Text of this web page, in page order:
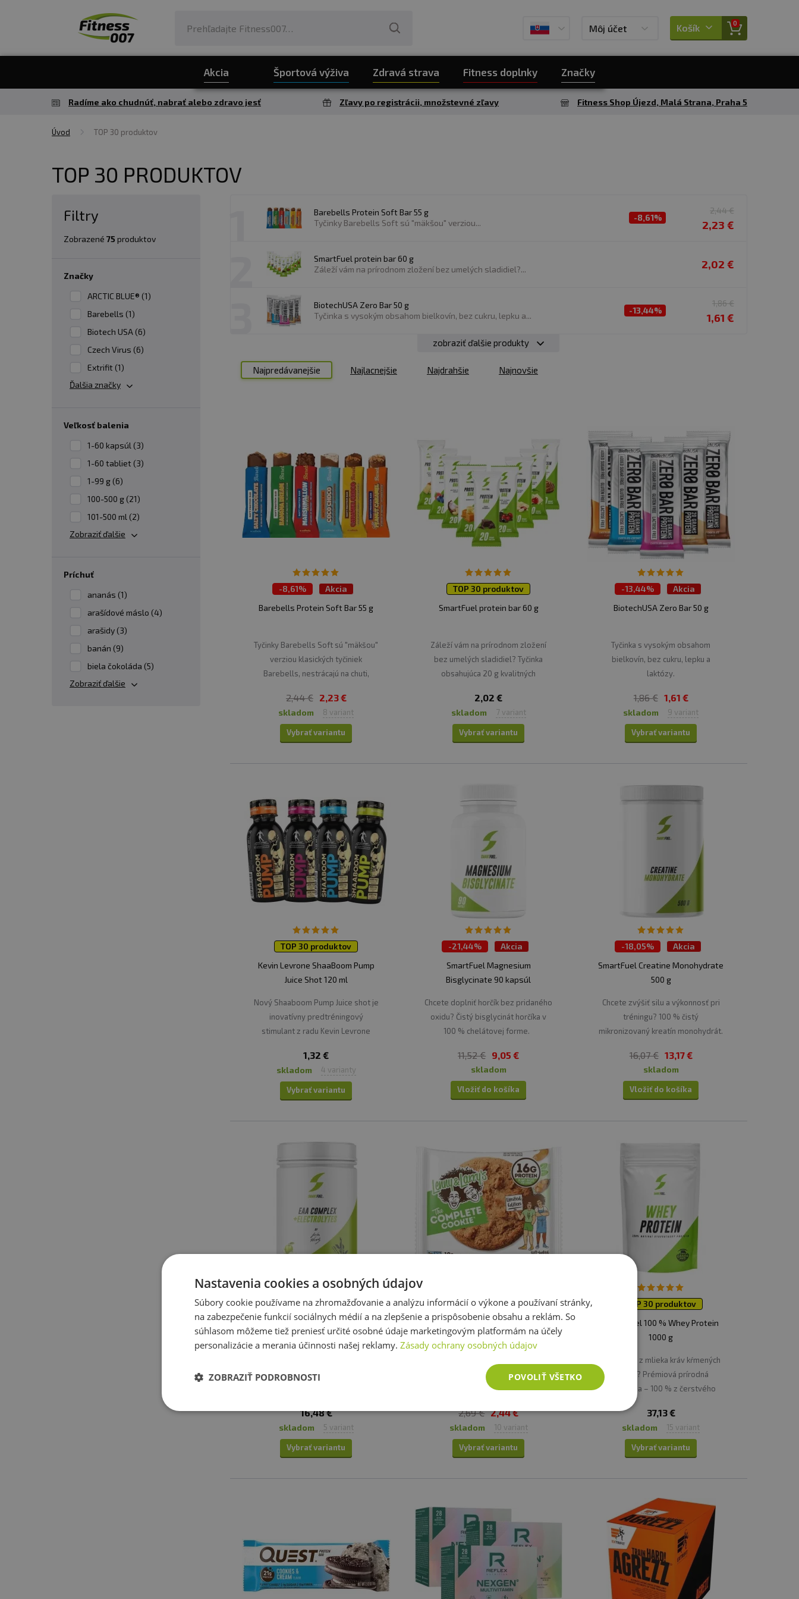
Môj účet Košík 0
Akcia Športová výživa Zdravá strava Fitness doplnky Značky
Radíme ako chudnúť, nabrať alebo zdravo jesť Zľavy po registrácii, množstevné zľavy Fitness Shop Újezd, Malá Strana, Praha 5
Úvod TOP 30 produktov
TOP 30 PRODUKTOV
Filtry
Zobrazené 75 produktov
Značky
ARCTIC BLUE® (1)
Barebells (1)
Biotech USA (6)
Czech Virus (6)
Extrifit (1)
Ďalšia značky
veľkosť balenia
1-60 kapsúl (3)
1-60 tabliet (3)
1-99 g (6)
100-500 g (21)
101-500 ml (2)
Zobraziť ďalšie
príchuť
ananás (1)
arašídové máslo (4)
arašidy (3)
banán (9)
biela čokoláda (5)
Zobraziť ďalšie
Barebells Protein Soft Bar 55 g
Tyčinky Barebells Soft sú "mäkšou" verziou...
-8,61%
2,44 €
2,23 €
SmartFuel protein bar 60 g
Záleží vám na prírodnom zložení bez umelých sladidiel?...
2,02 €
BiotechUSA Zero Bar 50 g
Tyčinka s vysokým obsahom bielkovín, bez cukru, lepku a...
-13,44%
1,86 €
1,61 €
zobraziť ďalšie produkty
Najpredávanejšie Najlacnejšie Najdrahšie Najnovšie
-8,61%
Akcia
Barebells Protein Soft Bar 55 g
Tyčinky Barebells Soft sú "mäkšou"
verziou klasických tyčiniek
Barebells, nestrácajú na chuti,
2,44 € 2,23 €
skladom 8 variant
Vybrať variantu
TOP 30 produktov
SmartFuel protein bar 60 g
Záleží vám na prírodnom zložení
bez umelých sladidiel? Tyčinka
obsahujúca 20 g kvalitných
2,02 €
skladom 7 variant
Vybrať variantu
-13,44%
Akcia
BiotechUSA Zero Bar 50 g
Tyčinka s vysokým obsahom
bielkovín, bez cukru, lepku a
laktózy.
1,86 € 1,61 €
skladom 9 variant
Vybrať variantu
TOP 30 produktov
Kevin Levrone ShaaBoom Pump
Juice Shot 120 ml
Nový Shaaboom Pump Juice shot je
inovatívny predtréningový
stimulant z radu Kevin Levrone
pridanou ovocnou šťavou pre ešte
lepšiu chuť.
1,32 €
skladom 4 varianty
Vybrať variantu
-21,44%
Akcia
SmartFuel Magnesium
Bisglycinate 90 kapsúl
Chcete doplniť horčík bez pridaného
oxidu? Čistý bisglycinát horčíka v
100 % chelátovej forme.
11,52 € 9,05 €
skladom
Vložiť do košíka
-18,05%
Akcia
SmartFuel Creatine Monohydrate
500 g
Chcete zvýšiť silu a výkonnosť pri
tréningu? 100 % čistý
mikronizovaný kreatín monohydrát.
16,07 € 13,17 €
skladom
Vložiť do košíka
TOP 30 produktov
SmartFuel EAA Complex +
Electrolytes 300-310 g
Kombinuje kompletné spektrum
16,48 €
skladom 5 variant
Vybrať variantu
-9,29%
Akcia
TOP 30 produktov
Lenny&Larry's Complete Cookie
113g
prírodných bielkovín na zahnanie
hladu, navyše skvele chutí a plne
2,69 € 2,44 €
skladom 10 variant
Vybrať variantu
TOP 30 produktov
SmartFuel 100 % Whey Protein
1000 g
Bielkovina z mlieka kráv kŕmených
trávou? Prémiová prírodná
bielkovina – 100 % z čerstvého
37,13 €
skladom 15 variant
Vybrať variantu
Nastavenia cookies a osobných údajov
Súbory cookie používame na zhromažďovanie a analýzu informácií o výkone a používaní stránky,
na zabezpečenie funkcií sociálnych médií a na zlepšenie a prispôsobenie obsahu a reklám. So
súhlasom môžeme tiež preniesť určité osobné údaje marketingovým platformám na účely
personalizácie a merania účinnosti našej reklamy. Zásady ochrany osobných údajov
POVOLIŤ VŠETKO
ZOBRAZIŤ PODROBNOSTI